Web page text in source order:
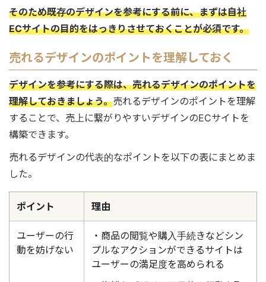
そのため既存のデザインを参考にする前に、まずは自社
ECサイトの目的をはっきりさせておくことが必須です。
売れるデザインのポイントを理解しておく
デザインを参考にする際は、売れるデザインのポイントを
理解しておきましょう。売れるデザインのポイントを理解
することで、売上に繋がりやすいデザインのECサイトを
構築できます。
売れるデザインの代表的なポイントを以下の表にまとめま
した。
ポイント 理由
ユーザーの行
動を妨げない
・商品の閲覧や購入手続きなどシン
プルなアクションができるサイトは
ユーザーの満足度を高められる